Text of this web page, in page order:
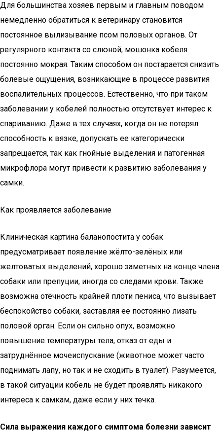
Для большинства хозяев первым и главным поводом
немедленно обратиться к ветеринару становится
постоянное вылизывание псом половых органов. От
регулярного контакта со слюной, мошонка кобеля
постоянно мокрая. Таким способом он постарается снизить
болевые ощущения, возникающие в процессе развития
воспалительных процессов. Естественно, что при таком
заболевании у кобелей полностью отсутствует интерес к
спариванию. Даже в тех случаях, когда он не потерял
способность к вязке, допускать ее категорически
запрещается, так как гнойные выделения и патогенная
микрофлора могут привести к развитию заболевания у
самки.
Как проявляется заболевание
Клиническая картина баланопостита у собак
предусматривает появление жёлто-зелёных или
желтоватых выделений, хорошо заметных на конце члена
собаки или препуции, иногда со следами крови. Также
возможна отёчность крайней плоти пениса, что вызывает
беспокойство собаки, заставляя её постоянно лизать
половой орган. Если он сильно опух, возможно
повышение температуры тела, отказ от еды и
затруднённое мочеиспускание (животное может часто
поднимать лапу, но так и не сходить в туалет). Разумеется,
в такой ситуации кобель не будет проявлять никакого
интереса к самкам, даже если у них течка.
Сила выражения каждого симптома болезни зависит